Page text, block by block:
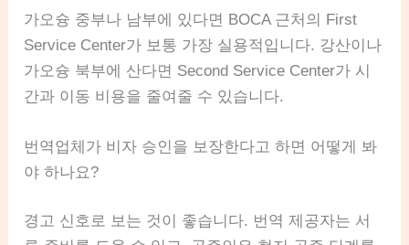
가오슝 중부나 남부에 있다면 BOCA 근처의 First
Service Center가 보통 가장 실용적입니다. 강산이나
가오슝 북부에 산다면 Second Service Center가 시
간과 이동 비용을 줄여줄 수 있습니다.
번역업체가 비자 승인을 보장한다고 하면 어떻게 봐
야 하나요?
경고 신호로 보는 것이 좋습니다. 번역 제공자는 서